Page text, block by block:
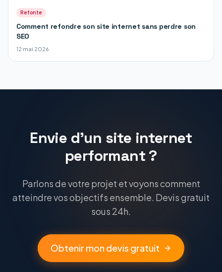
Refonte
Comment refondre son site internet sans perdre son
SEO
12 mai 2026
Envie d'un site internet
performant ?
Parlons de votre projet et voyons comment
atteindre vos objectifs ensemble. Devis gratuit
sous 24h.
Obtenir mon devis gratuit